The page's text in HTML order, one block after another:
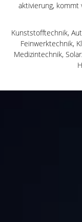
aktivierung, kommt
Kunststofftechnik,
Feinwerktechnik,
Medizintechnik,